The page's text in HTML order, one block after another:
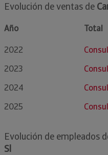
Evolución de ventas de
Año Total
2022
2023
2024
2025
Evolución de empleados
Sl